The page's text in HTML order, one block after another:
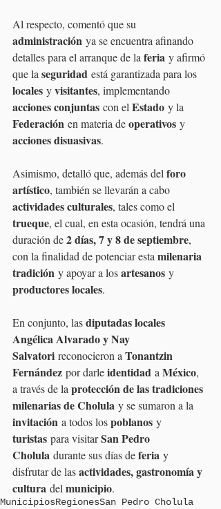
Al respecto, comentó que su
administración ya se encuentra afinando
detalles para el arranque de la feria y afirmó
que la seguridad está garantizada para los
locales y visitantes, implementando
acciones conjuntas con el Estado y la
Federación en materia de operativos y
acciones disuasivas.
Asimismo, detalló que, además del foro
artístico, también se llevarán a cabo
actividades culturales, tales como el
trueque, el cual, en esta ocasión, tendrá una
duración de 2 días, 7 y 8 de septiembre,
con la finalidad de potenciar esta milenaria
tradición y apoyar a los artesanos y
productores locales.
En conjunto, las diputadas locales
Angélica Alvarado y Nay
Salvatori reconocieron a Tonantzin
Fernández por darle identidad a México,
a través de la protección de las tradiciones
milenarias de Cholula y se sumaron a la
invitación a todos los poblanos y
turistas para visitar San Pedro
Cholula durante sus días de feria y
disfrutar de las actividades, gastronomía y
cultura del municipio.
MunicipiosRegionesSan Pedro Cholula